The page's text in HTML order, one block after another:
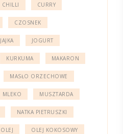
CHILLI CURRY
CZOSNEK
JAJKA JOGURT
KURKUMA MAKARON
MASŁO ORZECHOWE
MLEKO MUSZTARDA
NATKA PIETRUSZKI
OLEJ OLEJ KOKOSOWY